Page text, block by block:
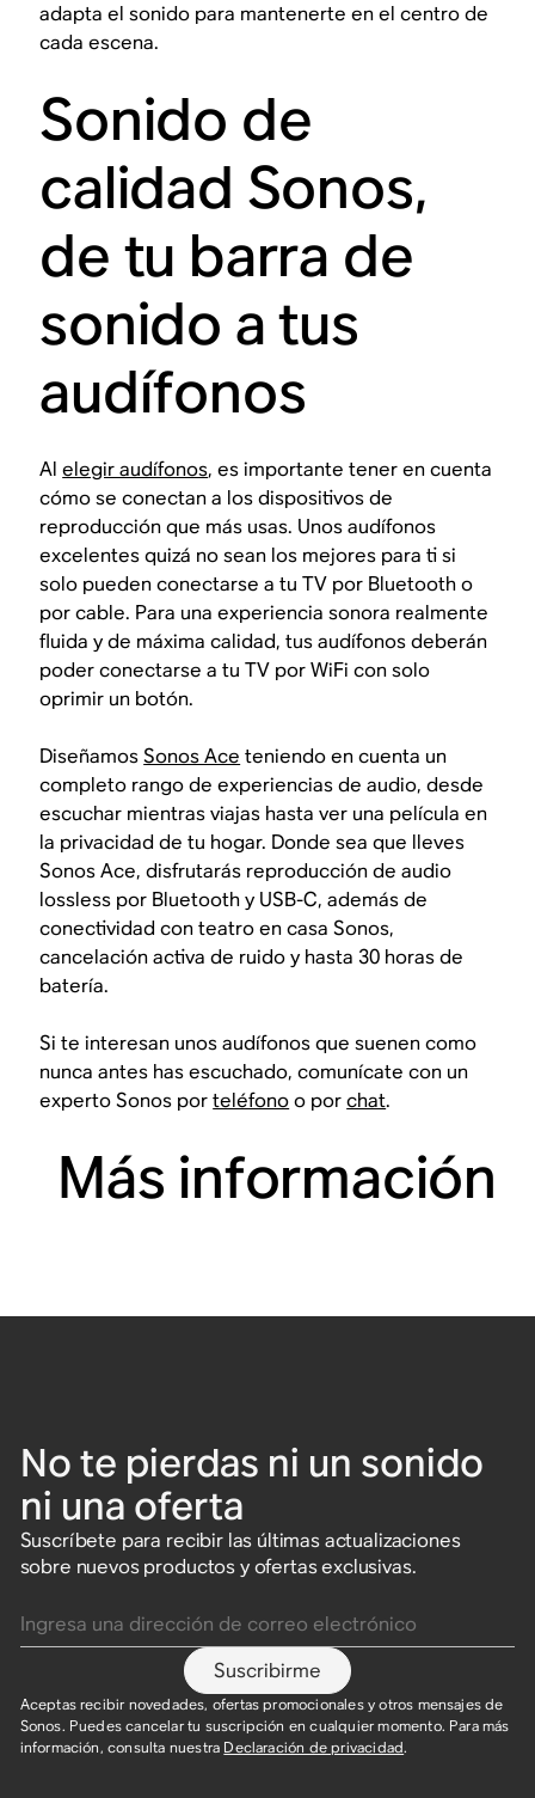
adapta el sonido para mantenerte en el centro de
cada escena.
Sonido de
calidad Sonos,
de tu barra de
sonido a tus
audífonos
Alelegir audífonos, es importante tener en cuenta
cómo se conectan a los dispositivos de
reproducción que más usas. Unos audífonos
excelentes quizá no sean los mejores para ti si
solo pueden conectarse a tu TV por Bluetooth o
por cable. Para una experiencia sonora realmente
fluida y de máxima calidad, tus audífonos deberán
poder conectarse a tu TV por WiFi con solo
oprimir un botón.
DiseñamosSonos Ace teniendo en cuenta un
completo rango de experiencias de audio, desde
escuchar mientras viajas hasta ver una película en
la privacidad de tu hogar. Donde sea que lleves
Sonos Ace, disfrutarás reproducción de audio
lossless por Bluetooth y USB-C, además de
conectividad con teatro en casa Sonos,
cancelación activa de ruido y hasta 30 horas de
batería.
Si te interesan unos audífonos que suenen como
nunca antes has escuchado, comunícate con un
experto Sonos porteléfonoo porchat.
Más información
No te pierdas ni un sonido
ni una oferta
Suscríbete para recibir las últimas actualizaciones
sobre nuevos productos y ofertas exclusivas.
Suscribirme
Aceptas recibir novedades, ofertas promocionales y otros mensajes de
Sonos. Puedes cancelar tu suscripción en cualquier momento. Para más
información, consulta nuestra Declaración de privacidad.​